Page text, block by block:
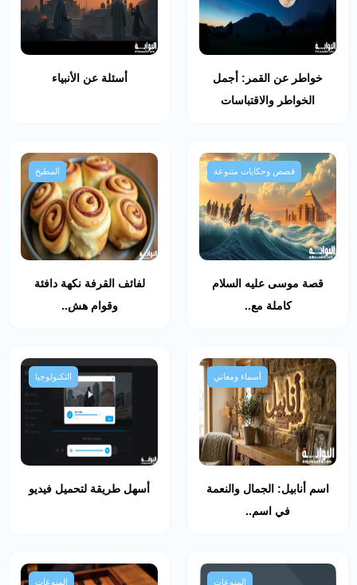
خواطر عن القمر: أجمل
الخواطر والاقتباسات
أسئلة عن الأنبياء
قصص وحكايات متنوعة
قصة موسى عليه السلام
كاملة مع..
المطبخ
لفائف القرفة نكهة دافئة
وقوام هش..
أسماء ومعاني
اسم أنابيل: الجمال والنعمة
في اسم..
التكنولوجيا
أسهل طريقة لتحميل فيديو
المنوعات المنوعات